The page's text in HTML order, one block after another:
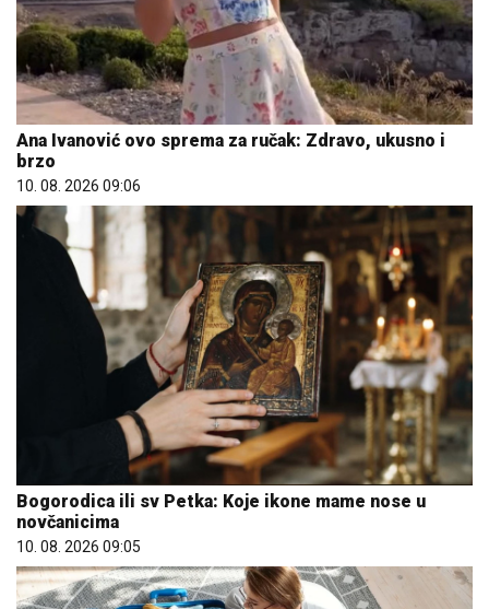
Ana Ivanović ovo sprema za ručak: Zdravo, ukusno i
brzo
10. 08. 2026 09:06
Bogorodica ili sv Petka: Koje ikone mame nose u
novčanicima
10. 08. 2026 09:05